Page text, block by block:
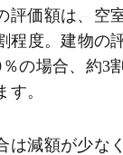
評価額は、空
程度。建物の
の場合、約3
。
減額が少な